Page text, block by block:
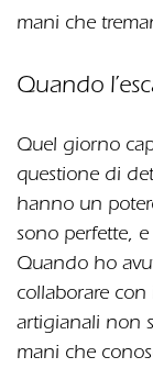
mani che
Quando
Quel giorno
questione di
hanno un
sono perfette,
Quando ho
collaborare con
artigianali non
mani che